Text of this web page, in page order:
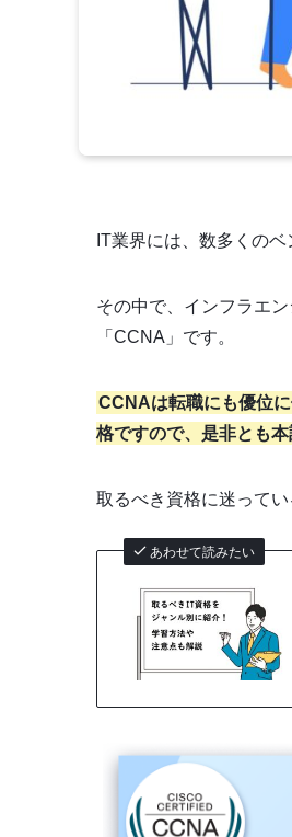
IT業界には、数多くの
その中で、インフラエ
「CCNA」です。
CCNAは転職にも優位
格ですので、是非とも
取るべき資格に迷って
あわせて読みたい